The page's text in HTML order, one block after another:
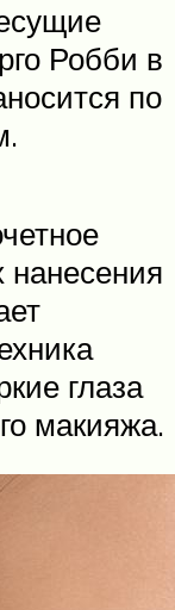
Робби в
по
нанесения
глаза
макияжа.